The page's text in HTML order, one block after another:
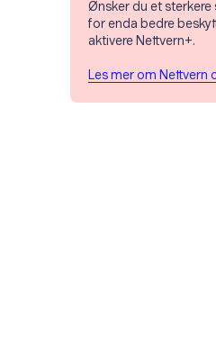
Ønsker du et sterkere
for enda bedre
aktivere Nettvern+.
Les mer om Nettvern